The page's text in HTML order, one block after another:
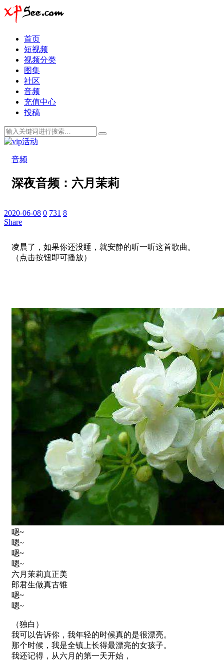
首页
短视频
视频分类
图集
社区
音频
充值中心
投稿
音频
深夜音频：六月茉莉
2020-06-08 0 731 8
Share
凌晨了，如果你还没睡，就安静的听一听这首歌曲。
（点击按钮即可播放）
嗯~
嗯~
嗯~
嗯~
六月茉莉真正美
郎君生做真古锥
嗯~
嗯~
（独白）
我可以告诉你，我年轻的时候真的是很漂亮。
那个时候，我是全镇上长得最漂亮的女孩子。
我还记得，从六月的第一天开始，